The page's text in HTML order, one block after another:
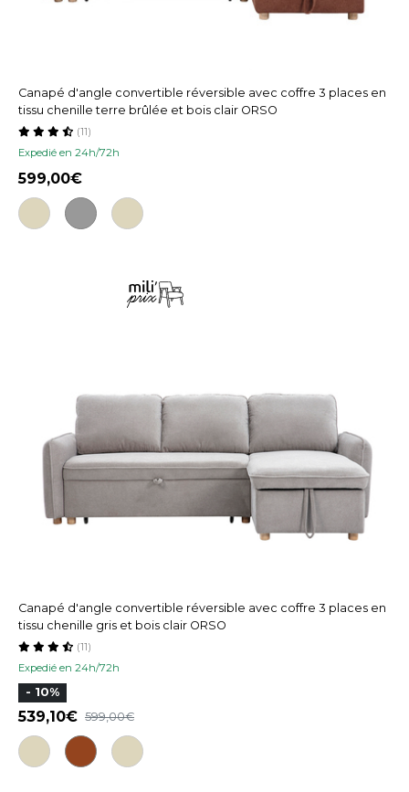
Canapé d'angle convertible réversible avec coffre 3 places en
tissu chenille terre brûlée et bois clair ORSO
Expedié en 24h/72h
(11)
599,00
Canapé d'angle convertible réversible avec coffre 3 places en
tissu chenille gris et bois clair ORSO
Expedié en 24h/72h
(11)
- 10%
539,10 599,00